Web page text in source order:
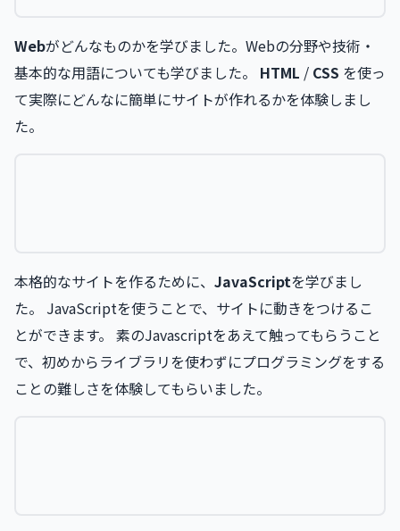
Webがどんなものかを学びました。Webの分野や技術・
基本的な用語についても学びました。 HTML / CSS を使っ
て実際にどんなに簡単にサイトが作れるかを体験しまし
た。
本格的なサイトを作るために、 JavaScriptを学びまし
た。 JavaScriptを使うことで、サイトに動きをつけるこ
とができます。 素のJavascriptをあえて触ってもらうこと
で、初めからライブラリを使わずにプログラミングをする
ことの難しさを体験してもらいました。